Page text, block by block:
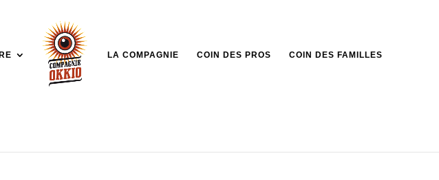
LA COMPAGNIE COIN DES PROS COIN DES FAMILLES